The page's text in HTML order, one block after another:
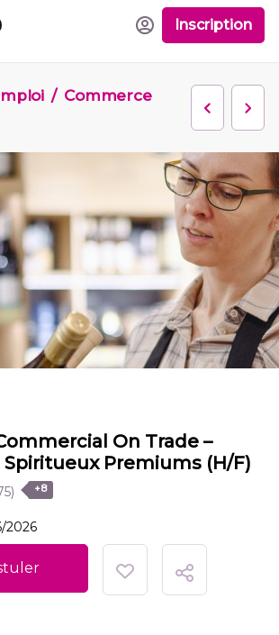
Inscription
Commerce
On Trade –
Spiritueux Premiums (H/F)
+8
2026